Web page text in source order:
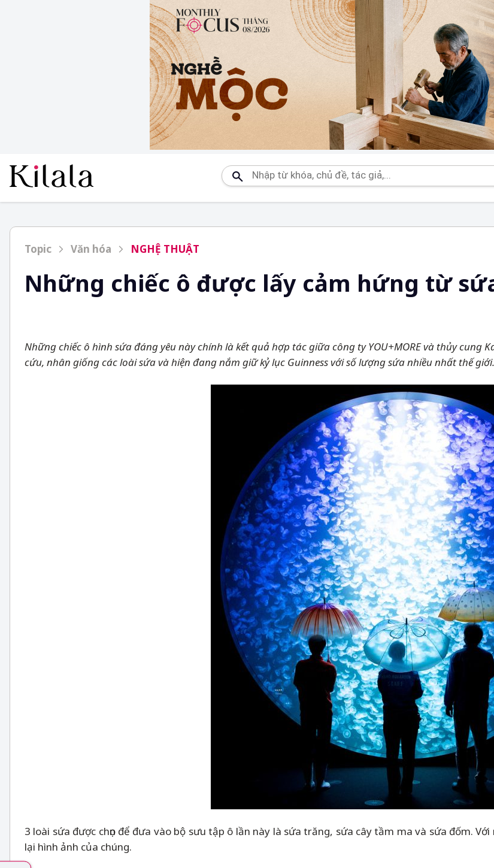
Topic Văn hóa NGHỆ THUẬT
Những chiếc ô được lấy cảm hứng từ
Những chiếc ô hình sứa đáng yêu này chính là kết quả hợp tác giữa công ty YOU+MORE và thủy cung
cứu, nhân giống các loài sứa và hiện đang nắm giữ kỷ lục Guinness với số lượng sứa nhiều nhất thế giới.
3 loài sứa được chọn để đưa vào bộ sưu tập ô lần này là sứa trăng, sứa cây tầm ma và sứa đốm.
lại hình ảnh của chúng.